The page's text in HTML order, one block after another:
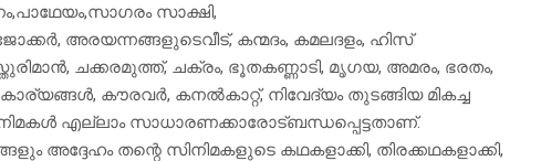
സാക്ഷി,
അരയന്നങ്ങളുടെവീട്, കന്മദം, കമലദളം, ഹിസ്
ചക്കരമുത്ത്, ചക്രം, ഭൂതകണ്ണാടി, മൃഗയ, അമരം, ഭരതം,
കൗരവർ, കനൽകാറ്റ്, നിവേദ്യം തുടങ്ങിയ മികച്ച
എല്ലാം സാധാരണക്കാരോട്ബന്ധപ്പെട്ടതാണ്.
അദ്ദേഹം തന്റെ സിനിമകളുടെ കഥകളാക്കി, തിരക്കഥകളാക്കി,